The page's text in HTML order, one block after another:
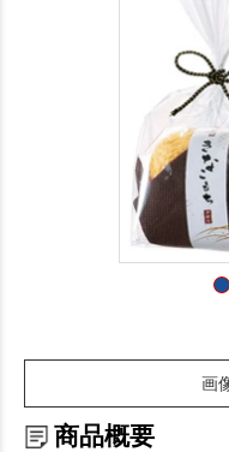
画
商品概要